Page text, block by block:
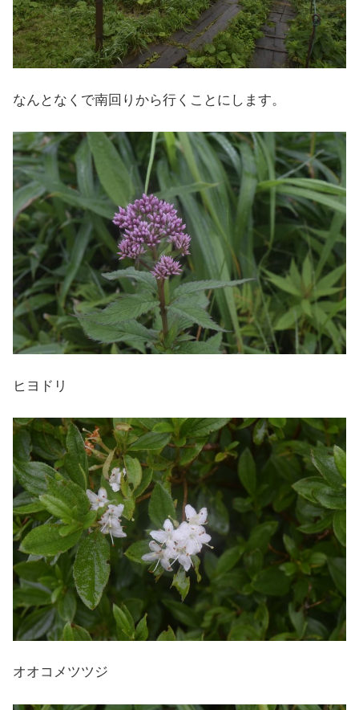
なんとなくで南回りから行くことにします。
ヒヨドリ
オオコメツツジ